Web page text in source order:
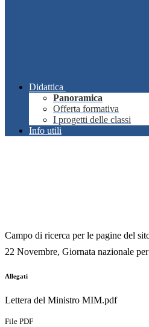
Didattica
Panoramica
Offerta formativa
I progetti delle classi
Info utili
Campo di ricerca per le pagine del
22 Novembre, Giornata nazionale
Allegati
Lettera del Ministro MIM.pdf
File PDF